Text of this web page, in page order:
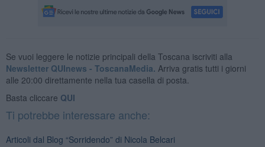
Se vuoi leggere le notizie principali della Toscana iscriviti alla
Newsletter QUInews - ToscanaMedia. Arriva gratis tutti i giorni
alle 20:00 direttamente nella tua casella di posta.
Basta cliccare QUI
Ti potrebbe interessare anche:
Articoli dal Blog “Sorridendo” di Nicola Belcari